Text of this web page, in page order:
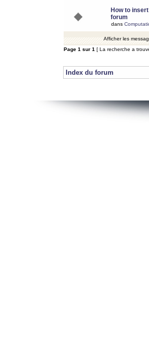
How to
forum
dans
Afficher les
Page 1 sur 1 [ La recherche a
Index du forum